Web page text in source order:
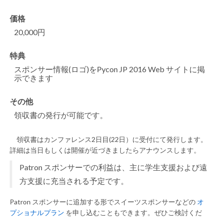
価格
20,000円
特典
スポンサー情報(ロゴ)をPycon JP 2016 Web サイトに掲
示できます
その他
領収書の発行が可能です。
領収書はカンファレンス2日目(22日）に受付にて発行します。
詳細は当日もしくは開催が近づきましたらアナウンスします。
Patron スポンサーでの利益は、主に学生支援および遠
方支援に充当される予定です。
Patron スポンサーに追加する形でスイーツスポンサーなどの オ
プショナルプラン を申し込むこともできます。ぜひご検討くだ